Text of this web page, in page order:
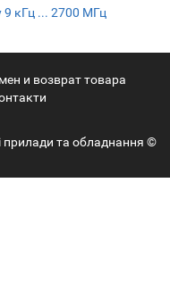
9 кГц ... 2700 МГц
и возврат товара
прилади та обладнання ©